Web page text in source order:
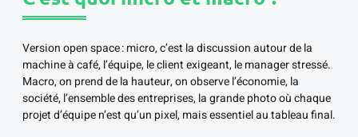
Version open space : micro, c’est la discussion autour de la
machine à café, l’équipe, le client exigeant, le manager stressé.
Macro, on prend de la hauteur, on observe l’économie, la
société, l’ensemble des entreprises, la grande photo où chaque
projet d’équipe n’est qu’un pixel, mais essentiel au tableau final.